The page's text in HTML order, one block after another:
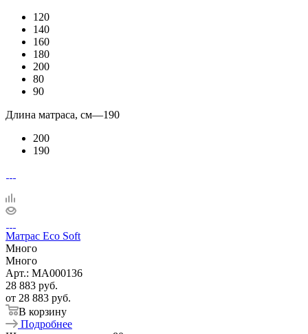
120
140
160
180
200
80
90
Длина матраса, см—190
200
190
Матрас Eco Soft
Много
Много
Арт.: MA000136
28 883 руб.
от 28 883 руб.
В корзину
Подробнее